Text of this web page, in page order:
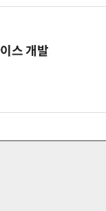
스 개발